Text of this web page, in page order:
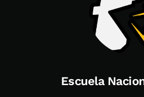
Escuela